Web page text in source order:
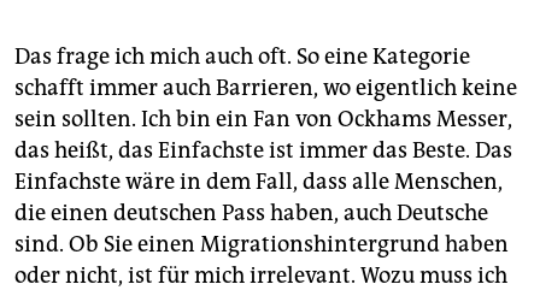
Das frage ich mich auch oft. So eine Kategorie
schafft immer auch Barrieren, wo eigentlich keine
sein sollten. Ich bin ein Fan von Ockhams Messer,
das heißt, das Einfachste ist immer das Beste. Das
Einfachste wäre in dem Fall, dass alle Menschen,
die einen deutschen Pass haben, auch Deutsche
sind. Ob Sie einen Migrationshintergrund haben
oder nicht, ist für mich irrelevant. Wozu muss ich